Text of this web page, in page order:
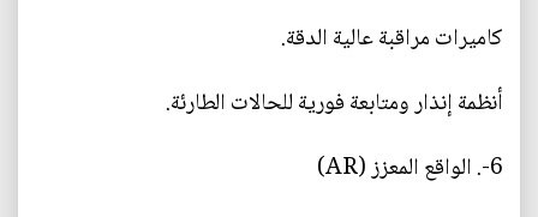
كاميرات مراقبة عالية الدقة.
أنظمة إنذار ومتابعة فورية للحالات الطارئة.
6-. الواقع المعزز (AR)